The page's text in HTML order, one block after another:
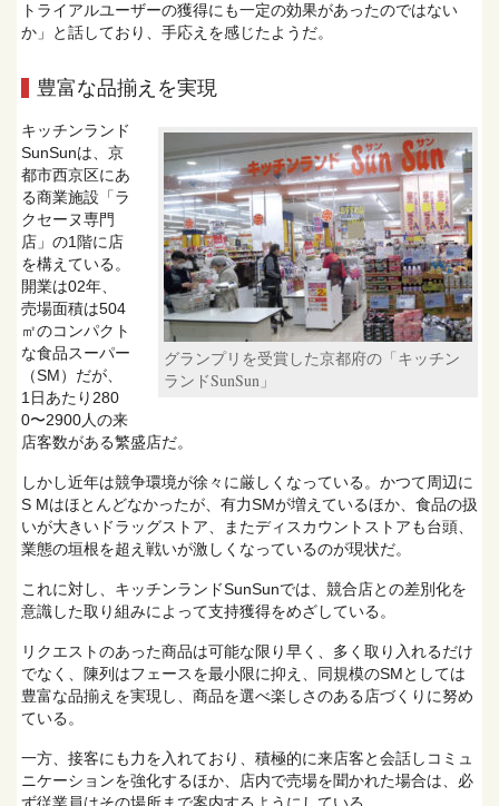
トライアルユーザーの獲得にも一定の効果があったのではない
か」と話しており、手応えを感じたようだ。
豊富な品揃えを実現
グランプリを受賞した京都府の「キッチン
ランドSunSun」
キッチンランド
SunSunは、京
都市西京区にあ
る商業施設「ラ
クセーヌ専門
店」の1階に店
を構えている。
開業は02年、
売場面積は504
㎡のコンパクト
な食品スーパー
（SM）だが、
1日あたり280
0〜2900人の来
店客数がある繁盛店だ。
しかし近年は競争環境が徐々に厳しくなっている。かつて周辺に
S Mはほとんどなかったが、有力SMが増えているほか、食品の扱
いが大きいドラッグストア、またディスカウントストアも台頭、
業態の垣根を超え戦いが激しくなっているのが現状だ。
これに対し、キッチンランドSunSunでは、競合店との差別化を
意識した取り組みによって支持獲得をめざしている。
リクエストのあった商品は可能な限り早く、多く取り入れるだけ
でなく、陳列はフェースを最小限に抑え、同規模のSMとしては
豊富な品揃えを実現し、商品を選べ楽しさのある店づくりに努め
ている。
一方、接客にも力を入れており、積極的に来店客と会話しコミュ
ニケーションを強化するほか、店内で売場を聞かれた場合は、必